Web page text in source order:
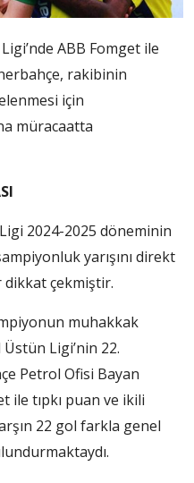
ABB Fomget ile
rakibinin
için
müracaatta
2024-2025 döneminin
yarışını direkt
dikkat çekmiştir.
muhakkak
Ligi’nin 22.
Petrol Ofisi Bayan
ile tıpkı puan ve ikili
22 gol farkla genel